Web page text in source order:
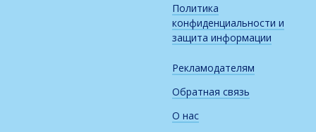
Политика
конфиденциальности и
защита информации
Рекламодателям
Обратная связь
О нас